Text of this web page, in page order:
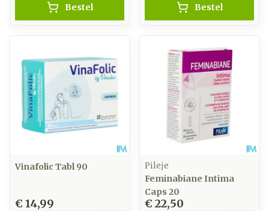
Bestel Bestel
Vinafolic Tabl 90
€ 14,99
Pileje
Feminabiane Intima
Caps 20
€ 22,50